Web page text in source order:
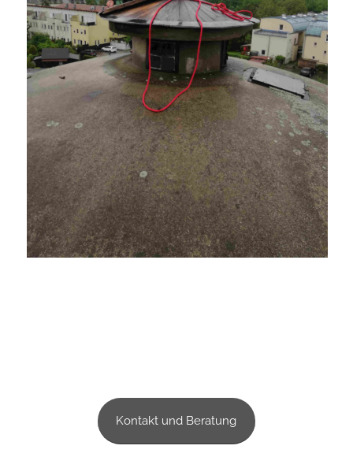
Kontakt und Beratung